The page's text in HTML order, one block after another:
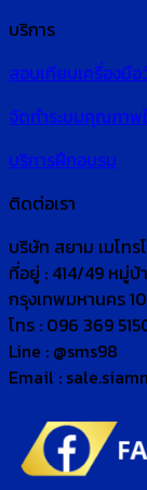
บริการ
สอบเทียบเครื่องมื
จัดทำระบบคุณภาพ
บริการฝึกอบรม
ติดต่อเรา
บริษัท สยาม เมโท
ที่อยู่ : 414/49 หมู่
กรุงเทพมหานคร
โทร : 096 369
Line : @sms98
Email :